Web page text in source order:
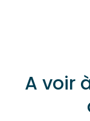
A voir